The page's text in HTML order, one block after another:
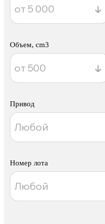
Объем, cm3
Привод
Номер лота